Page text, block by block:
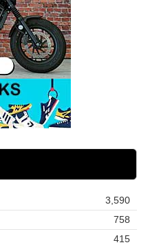
3,590
758
415